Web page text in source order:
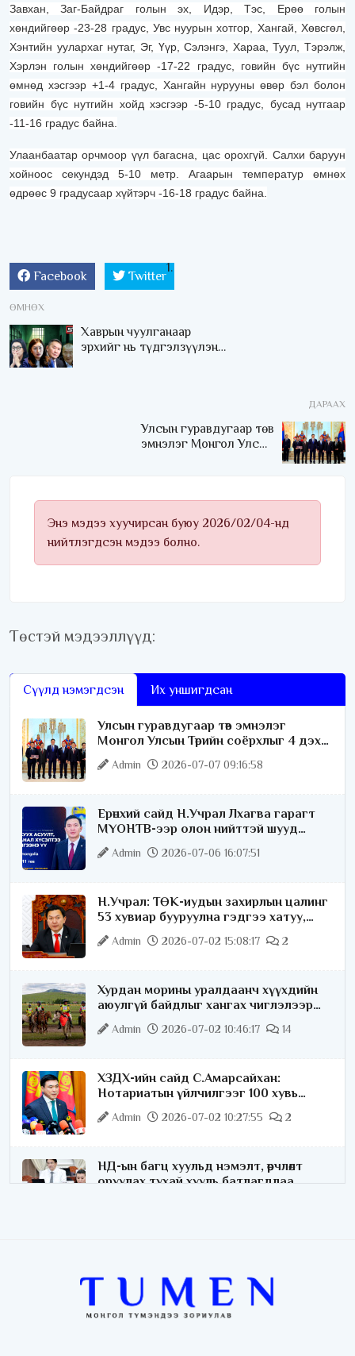
Завхан, Заг-Байдраг голын эх, Идэр, Тэс, Ерөө голын
хөндийгөөр -23-28 градус, Увс нуурын хотгор, Хангай, Хөвсгөл,
Хэнтийн уулархаг нутаг, Эг, Үүр, Сэлэнгэ, Хараа, Туул, Тэрэлж,
Хэрлэн голын хөндийгөөр -17-22 градус, говийн бүс нутгийн
өмнөд хэсгээр +1-4 градус, Хангайн нурууны өвөр бэл болон
говийн бүс нутгийн хойд хэсгээр -5-10 градус, бусад нутгаар
-11-16 градус байна.
Улаанбаатар орчмоор үүл багасна, цас орохгүй. Салхи баруун
хойноос секундэд 5-10 метр. Агаарын температур өмнөх
өдрөөс 9 градусаар хүйтэрч -16-18 градус байна.
Facebook Twitter
ӨМНӨХ
Хаврын чуулганаар
эрхийг нь түдгэлзүүлэн
ДАРААХ
Улсын гуравдугаар төв
эмнэлэг Монгол Улсын
Энэ мэдээ хуучирсан буюу 2026/02/04-нд
нийтлэгдсэн мэдээ болно.
Төстэй мэдээллүүд:
Сүүлд нэмэгдсэн Их уншигдсан
Улсын гуравдугаар төв эмнэлэг
Монгол Улсын Төрийн соёрхлыг 4 дэх
удаагаа хүртлээ
Admin 2026-07-07 09:16:58
Ерөнхий сайд Н.Учрал Лхагва гарагт
МҮОНТВ-ээр олон нийттэй шууд
ярилцана
Admin 2026-07-06 16:07:51
Н.Учрал: ТӨК-иудын захирлын цалинг
53 хувиар бууруулна гэдгээ хатуу,
хариуцлагатайгаар хэлье
Admin 2026-07-02 15:08:17 2
Хурдан морины уралдаанч хүүхдийн
аюулгүй байдлыг хангах чиглэлээр
ажиллаж байна
Admin 2026-07-02 10:46:17 14
ХЗДХ-ийн сайд С.Амарсайхан:
Нотариатын үйлчилгээг 100 хувь
цахимжуулна
Admin 2026-07-02 10:27:55 2
НД-ын багц хуульд нэмэлт, өөрчлөлт
оруулах тухай хууль батлагдлаа
хяналт тавина
Admin 2026-07-02 09:10:46